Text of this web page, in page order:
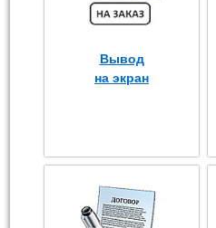
Вывод
на экран